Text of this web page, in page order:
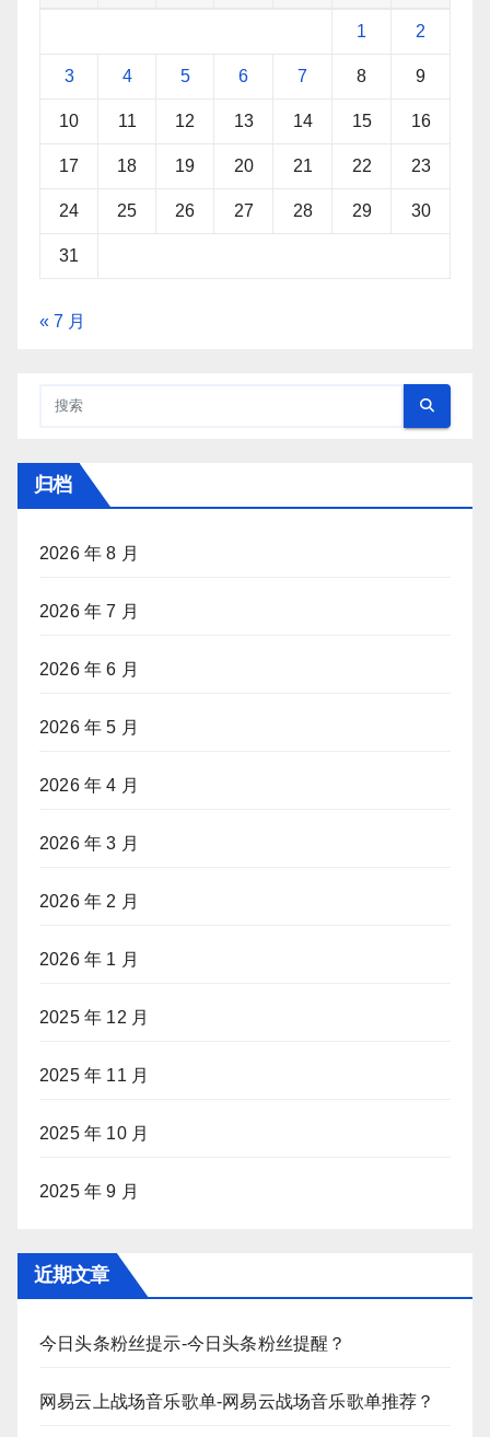
1 2
3 4 5 6 7 8 9
10 11 12 13 14 15 16
17 18 19 20 21 22 23
24 25 26 27 28 29 30
31
« 7 月
归档
2026 年 8 月
2026 年 7 月
2026 年 6 月
2026 年 5 月
2026 年 4 月
2026 年 3 月
2026 年 2 月
2026 年 1 月
2025 年 12 月
2025 年 11 月
2025 年 10 月
2025 年 9 月
近期文章
今日头条粉丝提示-今日头条粉丝提醒？
网易云上战场音乐歌单-网易云战场音乐歌单推荐？